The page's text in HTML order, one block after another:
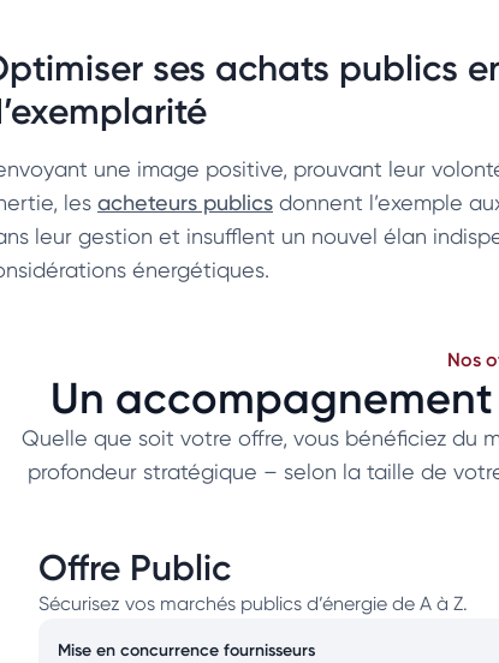
ses achats publics
une image positive, prouvant leur
les acheteurs publics donnent l’exemple
leur gestion et insufflent un nouvel élan
énergétiques.
Nos
Un
Quelle que soit votre offre, vous bénéficiez du
profondeur stratégique – selon la taille de
Offre Public
Sécurisez vos marchés publics d’énergie de A à Z.
Mise en concurrence fournisseurs